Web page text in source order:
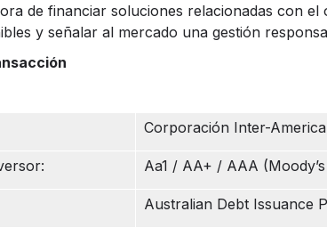
de financiar soluciones relacionadas con
y señalar al mercado una gestión
Corporación Inter-
Aa1 / AA+ / AAA
Australian Debt Issuance